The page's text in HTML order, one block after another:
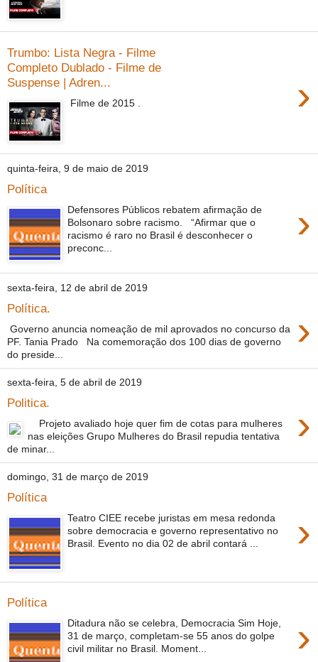
Trumbo: Lista Negra - Filme
Completo Dublado - Filme de
Suspense | Adren...
›
Filme de 2015 .
quinta-feira, 9 de maio de 2019
Política
›
Defensores Públicos rebatem afirmação de
Bolsonaro sobre racismo. “Afirmar que o
racismo é raro no Brasil é desconhecer o
preconc...
sexta-feira, 12 de abril de 2019
Política. ›
Governo anuncia nomeação de mil aprovados no concurso da
PF. Tania Prado Na comemoração dos 100 dias de governo
do preside...
sexta-feira, 5 de abril de 2019
Politica. ›
Projeto avaliado hoje quer fim de cotas para mulheres
nas eleições Grupo Mulheres do Brasil repudia tentativa
de minar...
domingo, 31 de março de 2019
Política
›
Teatro CIEE recebe juristas em mesa redonda
sobre democracia e governo representativo no
Brasil. Evento no dia 02 de abril contará ...
Política
›
Ditadura não se celebra, Democracia Sim Hoje,
31 de março, completam-se 55 anos do golpe
civil militar no Brasil. Moment...